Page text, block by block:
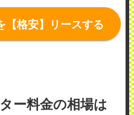
【格安】リースする
ー料金の相場は